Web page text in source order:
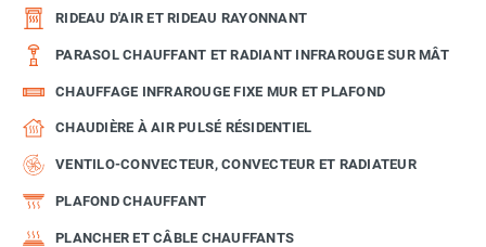
RIDEAU D'AIR ET RIDEAU RAYONNANT
PARASOL CHAUFFANT ET RADIANT INFRAROUGE SUR MÂT
CHAUFFAGE INFRAROUGE FIXE MUR ET PLAFOND
CHAUDIÈRE À AIR PULSÉ RÉSIDENTIEL
VENTILO-CONVECTEUR, CONVECTEUR ET RADIATEUR
PLAFOND CHAUFFANT
PLANCHER ET CÂBLE CHAUFFANTS